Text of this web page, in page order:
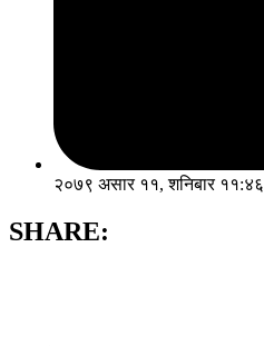
२०७९ असार ११, शनिबार ११:४६
SHARE: